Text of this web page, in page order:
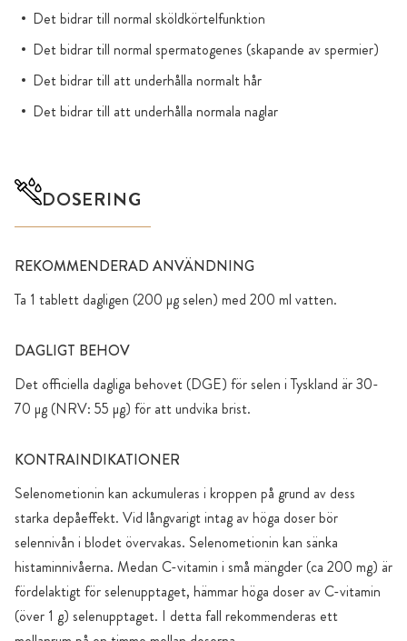
Det bidrar till normal sköldkörtelfunktion
Det bidrar till normal spermatogenes (skapande av spermier)
Det bidrar till att underhålla normalt hår
Det bidrar till att underhålla normala naglar
DOSERING
REKOMMENDERAD ANVÄNDNING
Ta 1 tablett dagligen (200 µg selen) med 200 ml vatten.
DAGLIGT BEHOV
Det officiella dagliga behovet (DGE) för selen i Tyskland är 30-
70 µg (NRV: 55 µg) för att undvika brist.
KONTRAINDIKATIONER
Selenometionin kan ackumuleras i kroppen på grund av dess
starka depåeffekt. Vid långvarigt intag av höga doser bör
selennivån i blodet övervakas. Selenometionin kan sänka
histaminnivåerna. Medan C-vitamin i små mängder (ca 200 mg) är
fördelaktigt för selenupptaget, hämmar höga doser av C-vitamin
(över 1 g) selenupptaget. I detta fall rekommenderas ett